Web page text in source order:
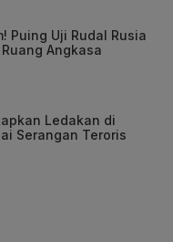
Puing Uji Rudal Rusia
Angkasa
Ledakan di
Serangan Teroris